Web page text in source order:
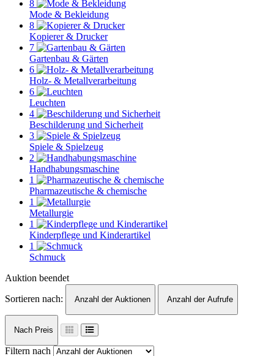
8
Mode & Bekleidung
8
Kopierer & Drucker
7
Gartenbau & Gärten
6
Holz- & Metallverarbeitung
6
Leuchten
4
Beschilderung und Sicherheit
3
Spiele & Spielzeug
2
Handhabungsmaschine
1
Pharmazeutische & chemische
1
Metallurgie
1
Kinderpflege und Kinderartikel
1
Schmuck
Auktion beendet
Sortieren nach:
Anzahl der Auktionen Anzahl der Aufrufe
Nach Preis
Filtern nach